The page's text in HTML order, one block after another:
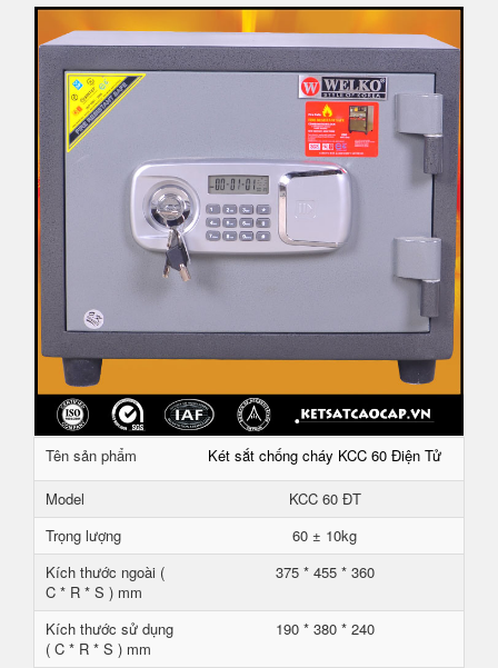
Tên sản phẩm Két sắt chống cháy KCC 60 Điện Tử
Model
KCC 60 ĐT
Trọng lượng
60 ± 10kg
Kích thước ngoài (
C * R * S ) mm
375 * 455 * 360
Kích thước sử dụng
( C * R * S ) mm
190 * 380 * 240